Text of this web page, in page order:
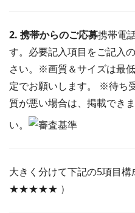
2. 携帯からのご応募携帯電
す。必要記入項目をご記入
さい。※画質＆サイズは最
定でお願いします。 ※待ち
質が悪い場合は、掲載でき
い。
大きく分けて下記の5項目
★★★★★ ）